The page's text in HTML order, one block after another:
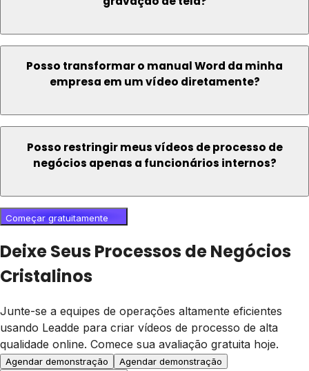
Posso transformar o manual Word da minha
empresa em um vídeo diretamente?
Posso restringir meus vídeos de processo de
negócios apenas a funcionários internos?
Começar gratuitamente
Deixe Seus Processos de Negócios
Cristalinos
Junte-se a equipes de operações altamente eficientes
usando Leadde para criar vídeos de processo de alta
qualidade online. Comece sua avaliação gratuita hoje.
Agendar demonstração
Agendar demonstração